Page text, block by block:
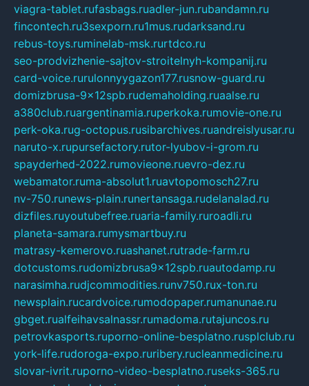
viagra-tablet.rufasbags.ruadler-jun.rubandamn.ru
fincontech.ru3sexporn.ru1mus.rudarksand.ru
rebus-toys.ruminelab-msk.rurtdco.ru
seo-prodvizhenie-sajtov-stroitelnyh-kompanij.ru
card-voice.rurulonnyygazon177.rusnow-guard.ru
domizbrusa-9x12spb.rudemaholding.ruaalse.ru
a380club.ruargentinamia.ruperkoka.rumovie-one.ru
perk-oka.rug-octopus.rusibarchives.ruandreislyusar.ru
naruto-x.rupursefactory.rutor-lyubov-i-grom.ru
spayderhed-2022.rumovieone.ruevro-dez.ru
webamator.ruma-absolut1.ruavtopomosch27.ru
nv-750.runews-plain.runertansaga.rudelanalad.ru
dizfiles.ruyoutubefree.ruaria-family.ruroadli.ru
planeta-samara.rumysmartbuy.ru
matrasy-kemerovo.ruashanet.rutrade-farm.ru
dotcustoms.rudomizbrusa9x12spb.ruautodamp.ru
narasimha.rudjcommodities.runv750.rux-ton.ru
newsplain.rucardvoice.rumodopaper.rumanunae.ru
gbget.rualfeihavsalnassr.rumadoma.rutajuncos.ru
petrovkasports.ruporno-online-besplatno.rusplclub.ru
york-life.rudoroga-expo.ruribery.rucleanmedicine.ru
slovar-ivrit.ruporno-video-besplatno.ruseks-365.ru